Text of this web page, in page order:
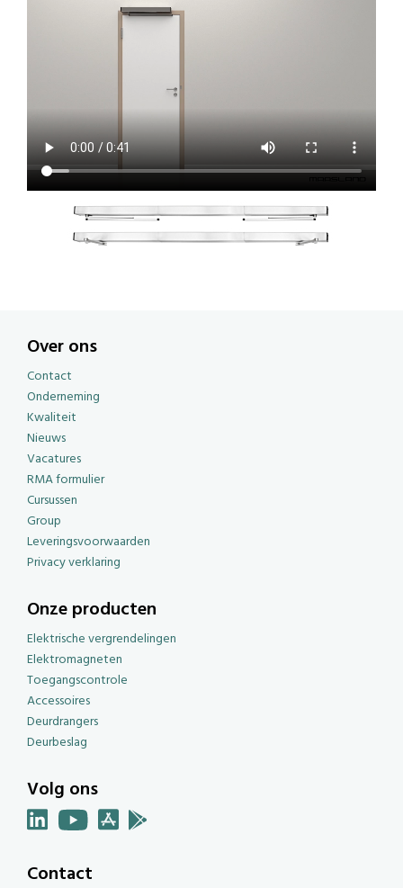
Over ons
Contact
Onderneming
Kwaliteit
Nieuws
Vacatures
RMA formulier
Cursussen
Group
Leveringsvoorwaarden
Privacy verklaring
Onze producten
Elektrische vergrendelingen
Elektromagneten
Toegangscontrole
Accessoires
Deurdrangers
Deurbeslag
Volg ons
Contact